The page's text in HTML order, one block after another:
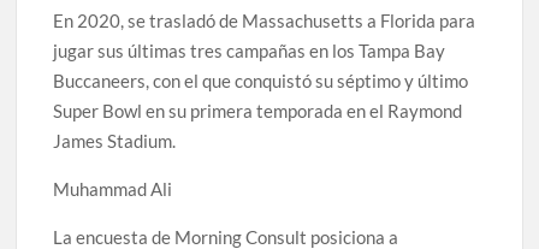
En 2020, se trasladó de Massachusetts a Florida para
jugar sus últimas tres campañas en los Tampa Bay
Buccaneers, con el que conquistó su séptimo y último
Super Bowl en su primera temporada en el Raymond
James Stadium.
Muhammad Ali
La encuesta de Morning Consult posiciona a